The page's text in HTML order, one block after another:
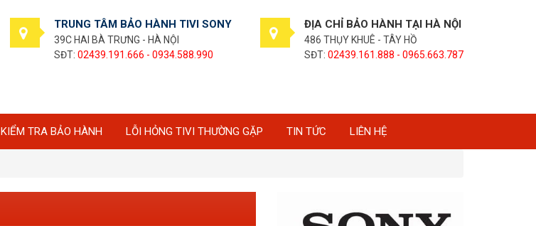
TRUNG TÂM BẢO HÀNH TIVI SONY
39C HAI BÀ TRƯNG - HÀ NỘI
SĐT: 02439.191.666 - 0934.588.990
ĐỊA CHỈ BẢO HÀNH TẠI HÀ NỘI
486 THỤY KHUÊ - TÂY HỒ
SĐT: 02439.161.888 - 0965.663.787
KIỂM TRA BẢO HÀNH LỖI HỎNG TIVI THƯỜNG GẶP TIN TỨC LIÊN HỆ